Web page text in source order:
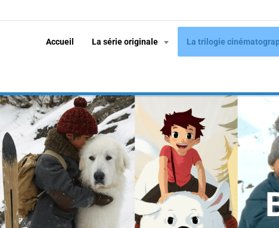
Accueil La série originale La trilogie